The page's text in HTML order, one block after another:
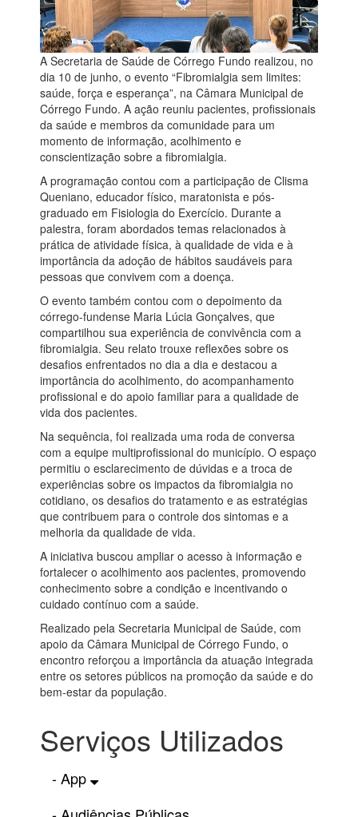
A Secretaria de Saúde de Córrego Fundo realizou, no
dia 10 de junho, o evento “Fibromialgia sem limites:
saúde, força e esperança”, na Câmara Municipal de
Córrego Fundo. A ação reuniu pacientes, profissionais
da saúde e membros da comunidade para um
momento de informação, acolhimento e
conscientização sobre a fibromialgia.
A programação contou com a participação de Clisma
Queniano, educador físico, maratonista e pós-
graduado em Fisiologia do Exercício. Durante a
palestra, foram abordados temas relacionados à
prática de atividade física, à qualidade de vida e à
importância da adoção de hábitos saudáveis para
pessoas que convivem com a doença.
O evento também contou com o depoimento da
córrego-fundense Maria Lúcia Gonçalves, que
compartilhou sua experiência de convivência com a
fibromialgia. Seu relato trouxe reflexões sobre os
desafios enfrentados no dia a dia e destacou a
importância do acolhimento, do acompanhamento
profissional e do apoio familiar para a qualidade de
vida dos pacientes.
Na sequência, foi realizada uma roda de conversa
com a equipe multiprofissional do município. O espaço
permitiu o esclarecimento de dúvidas e a troca de
experiências sobre os impactos da fibromialgia no
cotidiano, os desafios do tratamento e as estratégias
que contribuem para o controle dos sintomas e a
melhoria da qualidade de vida.
A iniciativa buscou ampliar o acesso à informação e
fortalecer o acolhimento aos pacientes, promovendo
conhecimento sobre a condição e incentivando o
cuidado contínuo com a saúde.
Realizado pela Secretaria Municipal de Saúde, com
apoio da Câmara Municipal de Córrego Fundo, o
encontro reforçou a importância da atuação integrada
entre os setores públicos na promoção da saúde e do
bem-estar da população.
Serviços Utilizados
- App